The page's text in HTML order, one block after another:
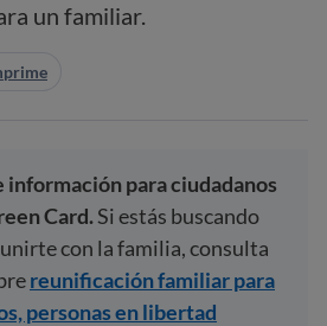
un familiar.
información para ciudadanos
Card.Si estás buscando
con la familia, consulta
reunificación familiar para
personas en libertad